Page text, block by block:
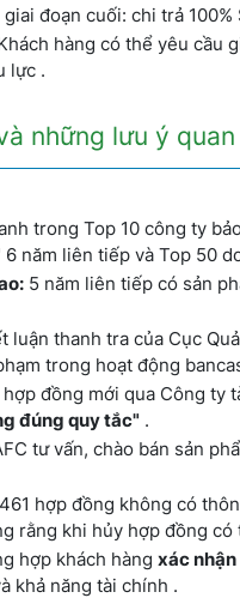
đoạn cuối: chi trả
hàng có thể yêu cầu
lực .
những lưu ý
trong Top 10 công ty
năm liên tiếp và Top 50
5 năm liên tiếp có sản
luận thanh tra của Cục
trong hoạt động
đồng mới qua Công
đúng quy tắc" .
tư vấn, chào bán sản
hợp đồng không có
rằng khi hủy hợp đồng
hợp khách hàng xác
khả năng tài chính .